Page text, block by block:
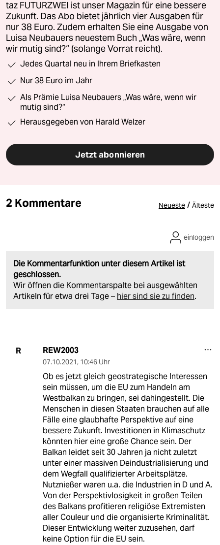
taz FUTURZWEI ist unser Magazin für eine bessere
Zukunft. Das Abo bietet jährlich vier Ausgaben für
nur 38 Euro. Zudem erhalten Sie eine Ausgabe von
Luisa Neubauers neuestem Buch „Was wäre, wenn
wir mutig sind?“ (solange Vorrat reicht).
Jedes Quartal neu in Ihrem Briefkasten
Nur 38 Euro im Jahr
Als Prämie Luisa Neubauers „Was wäre, wenn wir
mutig sind?“
Herausgegeben von Harald Welzer
Jetzt abonnieren
2 Kommentare Neueste / Älteste
Die Kommentarfunktion unter diesem Artikel ist
geschlossen.
Wir öffnen die Kommentarspalte bei ausgewählten
Artikeln für etwa drei Tage – hier sind sie zu finden.
einloggen
R REW2003
07.10.2021, 10:46 Uhr
Ob es jetzt gleich geostrategische Interessen
sein müssen, um die EU zum Handeln am
Westbalkan zu bringen, sei dahingestellt. Die
Menschen in diesen Staaten brauchen auf alle
Fälle eine glaubhafte Perspektive auf eine
bessere Zukunft. Investitionen in Klimaschutz
könnten hier eine große Chance sein. Der
Balkan leidet seit 30 Jahren ja nicht zuletzt
unter einer massiven Deindustrialisierung und
dem Wegfall qualifizierter Arbeitsplätze.
Nutznießer waren u.a. die Industrien in D und A.
Von der Perspektivlosigkeit in großen Teilen
des Balkans profitieren religiöse Extremisten
aller Couleur und die organisierte Kriminalität.
Dieser Entwicklung weiter zuzusehen, darf
keine Option für die EU sein.